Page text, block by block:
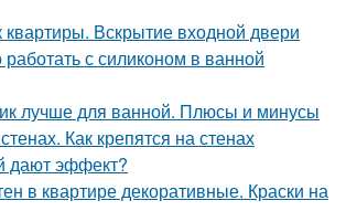
квартиры. Вскрытие входной двери
с силиконом в ванной
лучше для ванной. Плюсы и минусы
Как крепятся на стенах
дают эффект?
в квартире декоративные. Краски на